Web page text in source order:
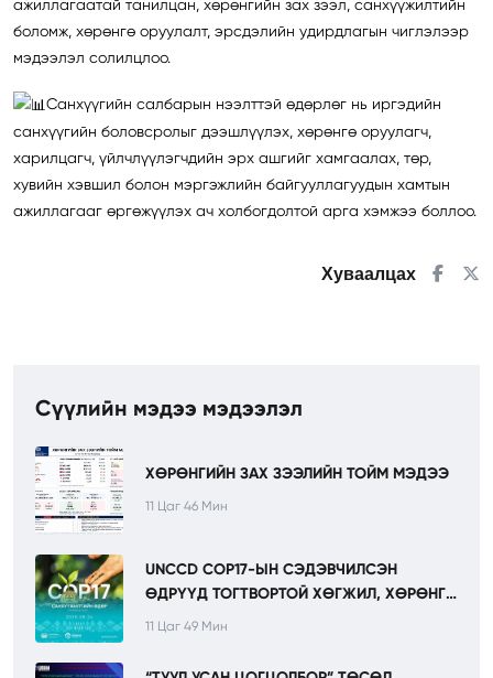
ажиллагаатай танилцан, хөрөнгийн зах зээл, санхүүжилтийн
боломж, хөрөнгө оруулалт, эрсдэлийн удирдлагын чиглэлээр
мэдээлэл солилцлоо.
Санхүүгийн салбарын нээлттэй өдөрлөг нь иргэдийн
санхүүгийн боловсролыг дээшлүүлэх, хөрөнгө оруулагч,
харилцагч, үйлчлүүлэгчдийн эрх ашгийг хамгаалах, төр,
хувийн хэвшил болон мэргэжлийн байгууллагуудын хамтын
ажиллагааг өргөжүүлэх ач холбогдолтой арга хэмжээ боллоо.
Хуваалцах
Сүүлийн мэдээ мэдээлэл
ХӨРӨНГИЙН ЗАХ ЗЭЭЛИЙН ТОЙМ МЭДЭЭ
11 Цаг 46 Мин
UNCCD COP17-ЫН СЭДЭВЧИЛСЭН
ӨДРҮҮД ТОГТВОРТОЙ ХӨГЖИЛ, ХӨРӨНГӨ
ОРУУЛАЛТЫН ТЭРГҮҮЛЭХ ЧИГЛЭЛҮҮДИЙГ
11 Цаг 49 Мин